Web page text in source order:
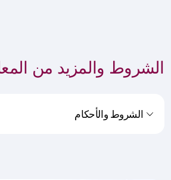
الشروط والمزيد من
الشروط والأحكام